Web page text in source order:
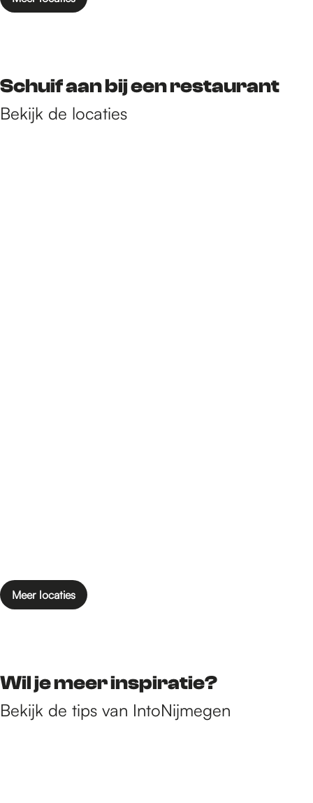
Schuif aan bij een restaurant
Bekijk de locaties
Meer locaties
Wil je meer inspiratie?
Bekijk de tips van IntoNijmegen